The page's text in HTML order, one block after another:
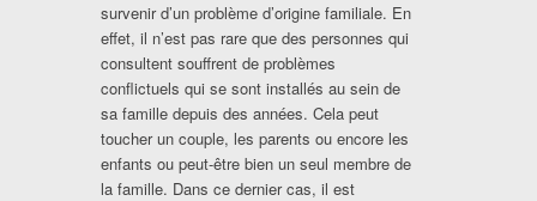
survenir d’un problème d’origine familiale. En
effet, il n’est pas rare que des personnes qui
consultent souffrent de problèmes
conflictuels qui se sont installés au sein de
sa famille depuis des années. Cela peut
toucher un couple, les parents ou encore les
enfants ou peut-être bien un seul membre de
la famille. Dans ce dernier cas, il est